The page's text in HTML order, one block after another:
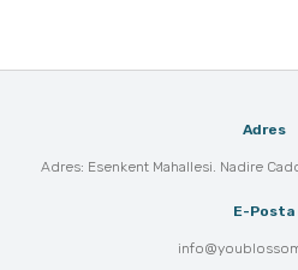
Adres
Adres: Esenkent Mahallesi. Nadire
E-Posta